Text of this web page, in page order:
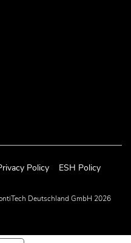
Policy ESH Policy
Deutschland GmbH 2026